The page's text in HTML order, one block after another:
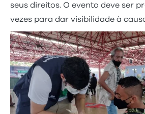
seus direitos. O evento deve ser
vezes para dar visibilidade à